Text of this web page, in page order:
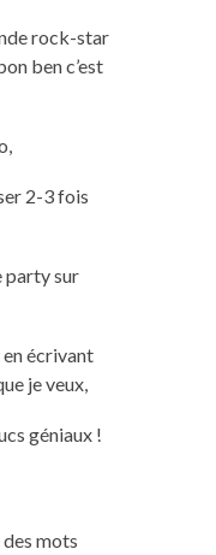
rock-star
ben c’est
2-3 fois
party sur
en écrivant
je veux,
géniaux !
des mots